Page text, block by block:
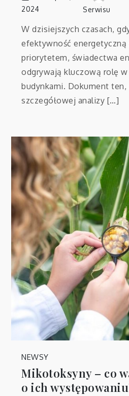
2024
Serwisu
W dzisiejszych czasach,
efektywność energetyczną
priorytetem, świadectwa
odgrywają kluczową rolę w
budynkami. Dokument
szczegółowej analizy […]
NEWSY
Mikotoksyny – co
o ich